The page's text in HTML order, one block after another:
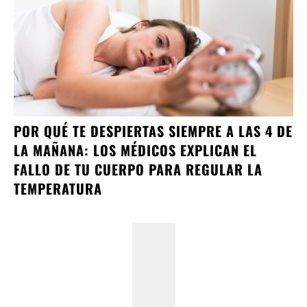
POR QUÉ TE DESPIERTAS SIEMPRE A LAS 4 DE
LA MAÑANA: LOS MÉDICOS EXPLICAN EL
FALLO DE TU CUERPO PARA REGULAR LA
TEMPERATURA